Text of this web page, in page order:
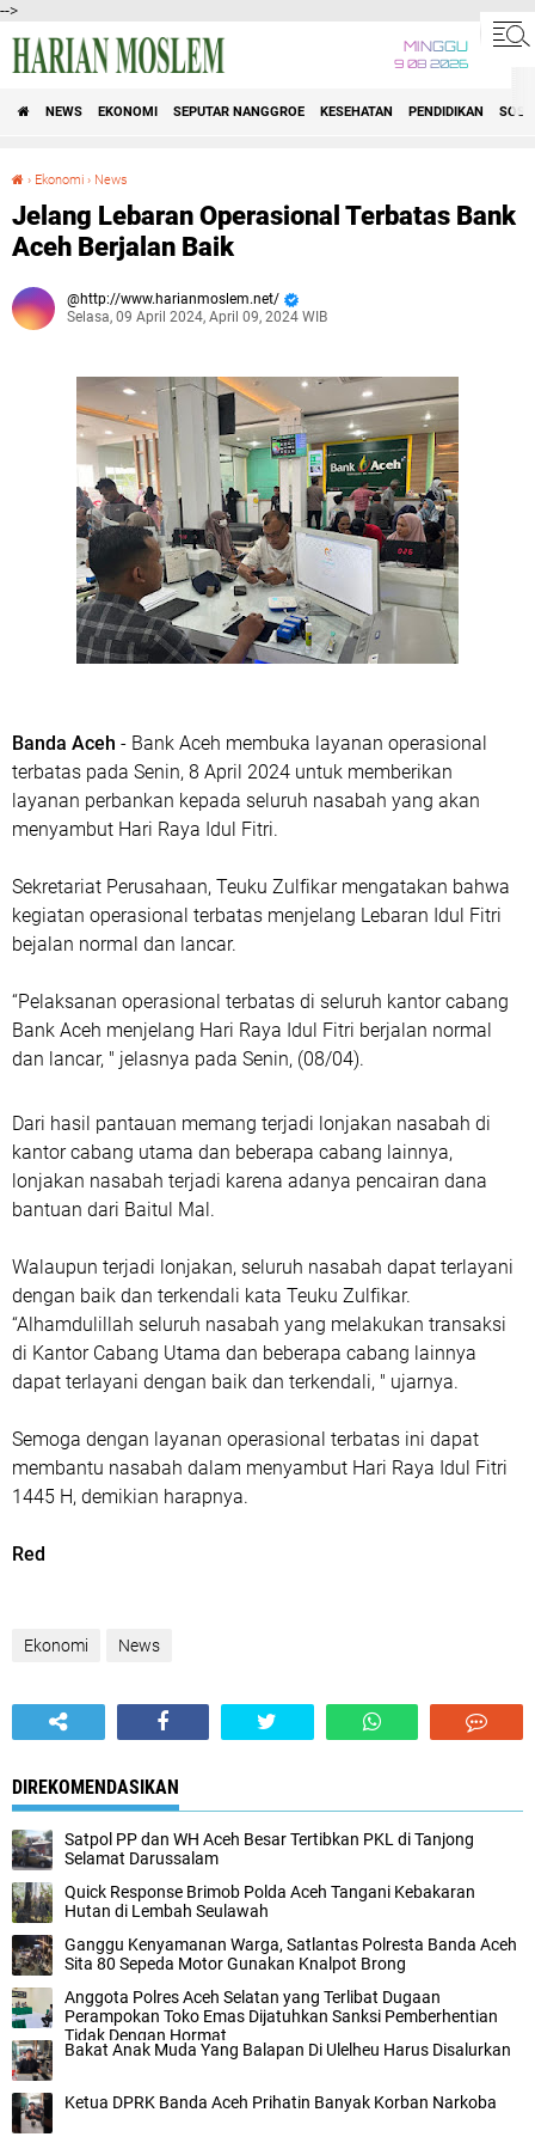
-->
MINGGU
9 08 2026
NEWS EKONOMI SEPUTAR NANGGROE KESEHATAN PENDIDIKAN
› Ekonomi › News
Jelang Lebaran Operasional Terbatas Bank
Aceh Berjalan Baik
http://www.harianmoslem.net/
Selasa, 09 April 2024, April 09, 2024 WIB
Banda Aceh - Bank Aceh membuka layanan operasional
terbatas pada Senin, 8 April 2024 untuk memberikan
layanan perbankan kepada seluruh nasabah yang akan
menyambut Hari Raya Idul Fitri.
Sekretariat Perusahaan, Teuku Zulfikar mengatakan bahwa
kegiatan operasional terbatas menjelang Lebaran Idul Fitri
bejalan normal dan lancar.
“Pelaksanan operasional terbatas di seluruh kantor cabang
Bank Aceh menjelang Hari Raya Idul Fitri berjalan normal
dan lancar, " jelasnya pada Senin, (08/04).
Dari hasil pantauan memang terjadi lonjakan nasabah di
kantor cabang utama dan beberapa cabang lainnya,
lonjakan nasabah terjadi karena adanya pencairan dana
bantuan dari Baitul Mal.
Walaupun terjadi lonjakan, seluruh nasabah dapat terlayani
dengan baik dan terkendali kata Teuku Zulfikar.
“Alhamdulillah seluruh nasabah yang melakukan transaksi
di Kantor Cabang Utama dan beberapa cabang lainnya
dapat terlayani dengan baik dan terkendali, " ujarnya.
Semoga dengan layanan operasional terbatas ini dapat
membantu nasabah dalam menyambut Hari Raya Idul Fitri
1445 H, demikian harapnya.
Red
Ekonomi News
DIREKOMENDASIKAN
Satpol PP dan WH Aceh Besar Tertibkan PKL di Tanjong
Selamat Darussalam
Quick Response Brimob Polda Aceh Tangani Kebakaran
Hutan di Lembah Seulawah
Ganggu Kenyamanan Warga, Satlantas Polresta Banda Aceh
Sita 80 Sepeda Motor Gunakan Knalpot Brong
Anggota Polres Aceh Selatan yang Terlibat Dugaan
Perampokan Toko Emas Dijatuhkan Sanksi Pemberhentian
Tidak Dengan Hormat
Bakat Anak Muda Yang Balapan Di Ulelheu Harus Disalurkan
Ketua DPRK Banda Aceh Prihatin Banyak Korban Narkoba